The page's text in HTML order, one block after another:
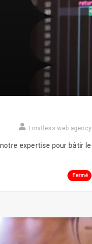
Limitless web agency
expertise pour bâtir le
Fermé